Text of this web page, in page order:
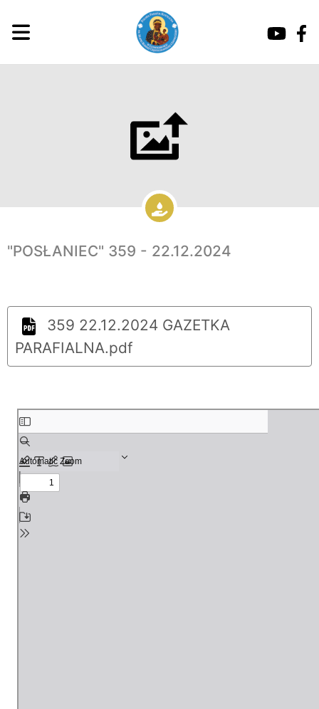
"POSŁANIEC" 359 - 22.12.2024
359 22.12.2024 GAZETKA
PARAFIALNA.pdf